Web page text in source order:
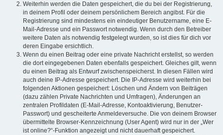
Weiterhin werden die Daten gespeichert, die du bei der Registrierung,
in deinem Profil oder deinem persönlichem Bereich angibst. Für die
Registrierung sind mindestens ein eindeutiger Benutzername, eine E-
Mail-Adresse und ein Passwort notwendig. Wenn durch den Betreiber
weitere Daten als notwendig festgelegt wurden, so ist dies für dich vor
deren Eingabe ersichtlich.
Wenn du einen Beitrag oder eine private Nachricht erstellst, so werden
die dort eingegebenen Daten ebenfalls gespeichert. Gleiches gilt, wenn
du einen Beitrag als Entwurf zwischenspeicherst. In diesen Fällen wird
auch deine IP-Adresse gespeichert. Die IP-Adresse wird weiterhin bei
folgenden Aktionen gespeichert: Löschen und Ändern von Beiträgen
(dazu zählen Private Nachrichten und Umfragen), Änderungen an
zentralen Profildaten (E-Mail-Adresse, Kontoaktivierung, Benutzer-
Passwort) und gescheiterte Anmeldeversuche. Die von deinem Browser
übermittelte Browser-Kennzeichnung (User Agent) wird nur in der „Wer
ist online?“-Funktion angezeigt und nicht dauerhaft gespeichert.